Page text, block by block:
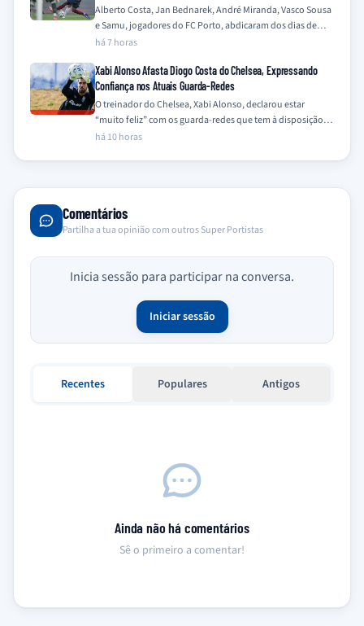
Alberto Costa, Jan Bednarek, André Miranda, Vasco Sousa
e Samu, jogadores do FC Porto, abdicaram dos dias de
folga para intensificar os…
há 7 horas
Xabi Alonso Afasta Diogo Costa do Chelsea, Expressando
Confiança nos Atuais Guarda-Redes
O treinador do Chelsea, Xabi Alonso, declarou estar
“muito feliz” com os guarda-redes que tem à disposição,
Mike Penders e Robert Sánchez,…
há 10 horas
Comentários
Partilha a tua opinião com outros Super Portistas
Inicia sessão para participar na conversa.
Iniciar sessão
Recentes Populares Antigos
Ainda não há comentários
Sê o primeiro a comentar!